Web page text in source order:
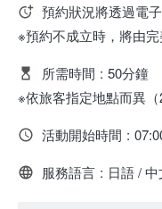
預約狀況將透過電
※預約不成立時，將由完
所需時間 : 50分鐘
※依旅客指定地點而異（
活動開始時間 :
服務語言 : 日語 /